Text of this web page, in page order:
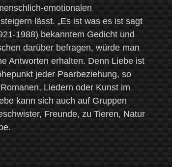
emotionalen
lässt. „Es ist was es ist sagt
1988) bekanntem Gedicht und
darüber befragen, würde man
Antworten erhalten. Denn Liebe ist
jeder Paarbeziehung, so
Liedern oder Kunst im
kann sich auch auf Gruppen
Freunde, zu Tieren, Natur